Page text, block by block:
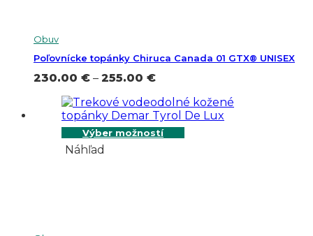
Obuv
Poľovnícke topánky Chiruca Canada 01 GTX® UNISEX
230.00 € – 255.00 €Price
230.00 €
through
255.00 €
Výber možností
Náhľad